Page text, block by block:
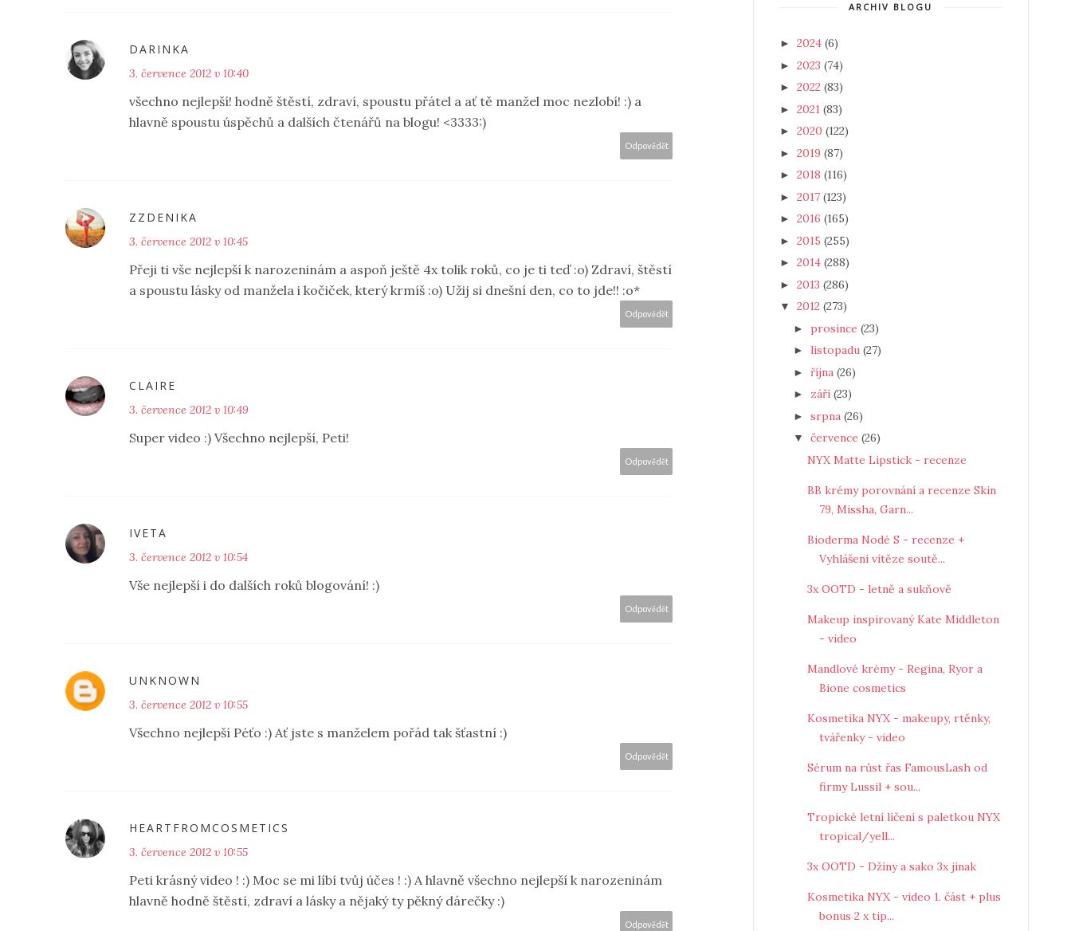
DARINKA
3. července 2012 v 10:40
všechno nejlepší! hodně štěstí, zdraví, spoustu přátel a ať tě manžel moc nezlobí! :) a
hlavně spoustu úspěchů a dalších čtenářů na blogu! <3333:)
Odpovědět
ZZDENIKA
3. července 2012 v 10:45
Přeji ti vše nejlepší k narozeninám a aspoň ještě 4x tolik roků, co je ti teď :o) Zdraví, štěstí
a spoustu lásky od manžela i kočiček, který krmíš :o) Užij si dnešní den, co to jde!! :o*
Odpovědět
CLAIRE
3. července 2012 v 10:49
Super video :) Všechno nejlepší, Peti!
Odpovědět
IVETA
3. července 2012 v 10:54
Vše nejlepší i do dalších roků blogování! :)
Odpovědět
UNKNOWN
3. července 2012 v 10:55
Všechno nejlepší Péťo :) Ať jste s manželem pořád tak šťastní :)
Odpovědět
HEARTFROMCOSMETICS
3. července 2012 v 10:55
Peti krásný video ! :) Moc se mi líbí tvůj účes ! :) A hlavně všechno nejlepší k narozeninám
hlavně hodně štěstí, zdraví a lásky a nějaký ty pěkný dárečky :)
Odpovědět
ARCHIV BLOGU
► 2024 (6)
► 2023 (74)
► 2022 (83)
► 2021 (83)
► 2020 (122)
► 2019 (87)
► 2018 (116)
► 2017 (123)
► 2016 (165)
► 2015 (255)
► 2014 (288)
► 2013 (286)
▼ 2012 (273)
► prosince (23)
► listopadu (27)
► října (26)
► září (23)
► srpna (26)
▼ července (26)
NYX Matte Lipstick - recenze
BB krémy porovnání a recenze Skin
79, Missha, Garn...
Bioderma Nodé S - recenze +
Vyhlášení vítěze soutě...
3x OOTD - letně a sukňově
Makeup inspirovaný Kate Middleton
- video
Mandlové krémy - Regina, Ryor a
Bione cosmetics
Kosmetika NYX - makeupy, rtěnky,
tvářenky - video
Sérum na růst řas FamousLash od
firmy Lussil + sou...
Tropické letní líčení s paletkou NYX
tropical/yell...
3x OOTD - Džíny a sako 3x jinak
Kosmetika NYX - video 1. část + plus
bonus 2 x tip...